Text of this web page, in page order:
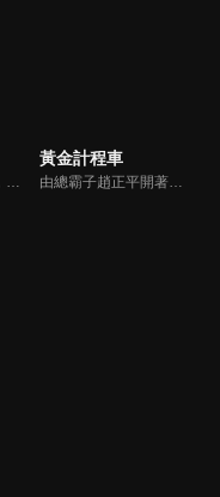
天天送您50萬現金，還有汽車大獎！不考智力、體力，挑戰家人、同事、同學、朋友互相了解的成渡和共同生活經驗。快來參加《財神向前衝》大獎通通送給您。
黃金計程車
由總霸子趙正平開著計程車在街頭隨機找尋搭車路人，進行機智問答，如果十題答對就可以拿走金元寶！如果沒有答對，就把當前獎金減一個0然後發放！另外節目中總霸子趙正平還會帶我們遍尋美食名景。